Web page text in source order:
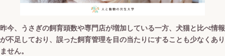
昨今、うさぎの飼育頭数や専門店が増加している一方、犬猫と比べ情報
が不足しており、誤った飼育管理を目の当たりにすることも少なくあり
ません。